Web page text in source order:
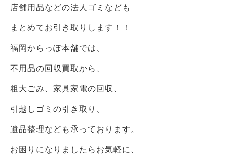
店舗用品などの法人ゴミなども
まとめてお引き取りします！！
福岡からっぽ本舗では、
不用品の回収買取から、
粗大ごみ、家具家電の回収、
引越しゴミの引き取り、
遺品整理なども承っております。
お困りになりましたらお気軽に、